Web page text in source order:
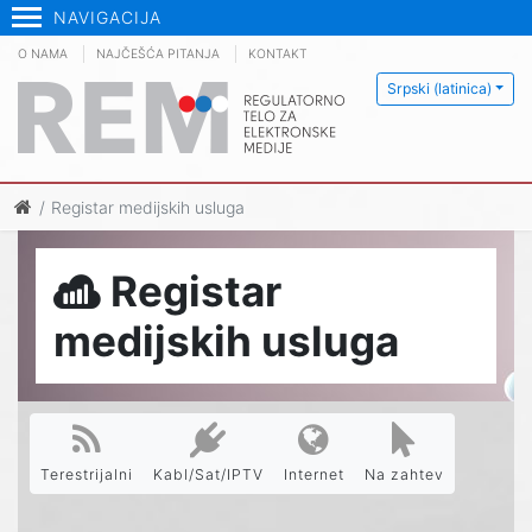
NAVIGACIJA
Srpski (latinica)
O NAMA NAJČEŠĆA PITANJA KONTAKT
Registar medijskih usluga
Registar
medijskih usluga
Terestrijalni Kabl/Sat/IPTV Internet Na zahtev